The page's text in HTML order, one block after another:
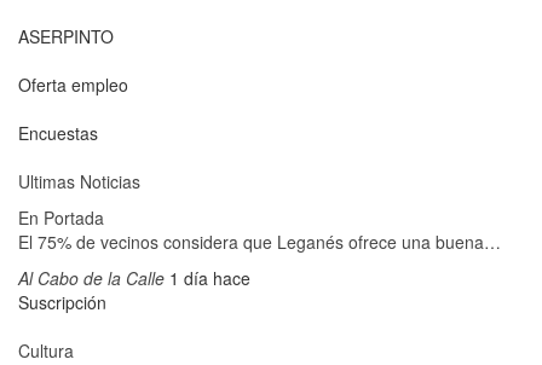
ASERPINTO
Oferta empleo
Encuestas
Ultimas Noticias
En Portada
El 75% de vecinos considera que Leganés ofrece una buena…
Al Cabo de la Calle 1 día hace
Suscripción
Cultura